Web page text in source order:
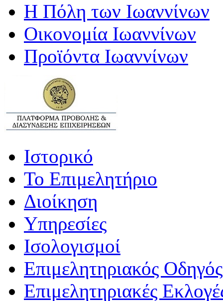
Η Πόλη των Ιωαννίνων
Οικονομία Ιωαννίνων
Προϊόντα Ιωαννίνων
Ιστορικό
Το Επιμελητήριο
Διοίκηση
Υπηρεσίες
Ισολογισμοί
Επιμελητηριακός Οδηγός
Επιμελητηριακές